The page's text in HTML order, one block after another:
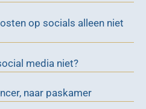
op socials alleen niet
media niet?
naar paskamer